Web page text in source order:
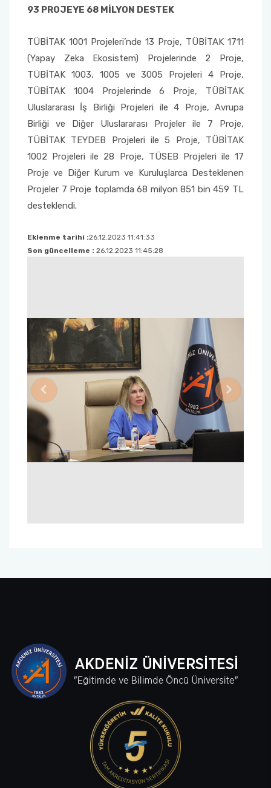
93 PROJEYE 68 MİLYON DESTEK
TÜBİTAK 1001 Projeleri’nde 13 Proje, TÜBİTAK 1711
(Yapay Zeka Ekosistem) Projelerinde 2 Proje,
TÜBİTAK 1003, 1005 ve 3005 Projeleri 4 Proje,
TÜBİTAK 1004 Projelerinde 6 Proje, TÜBİTAK
Uluslararası İş Birliği Projeleri ile 4 Proje, Avrupa
Birliği ve Diğer Uluslararası Projeler ile 7 Proje,
TÜBİTAK TEYDEB Projeleri ile 5 Proje, TÜBİTAK
1002 Projeleri ile 28 Proje, TÜSEB Projeleri ile 17
Proje ve Diğer Kurum ve Kuruluşlarca Desteklenen
Projeler 7 Proje toplamda 68 milyon 851 bin 459 TL
desteklendi.
Eklenme tarihi :26.12.2023 11:41:33
Son güncelleme : 26.12.2023 11:45:28
Previous Next